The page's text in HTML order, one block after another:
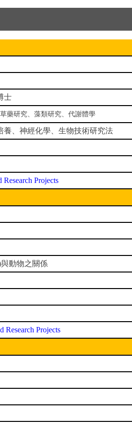
士
藥研究、藻類研究、代謝體學
養、神經化學、生物技術研究法
Research Projects
動物之關係
Research Projects